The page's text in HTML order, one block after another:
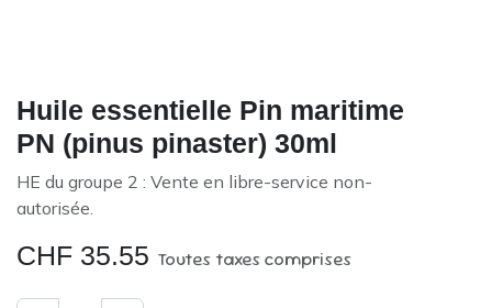
Huile essentielle Pin maritime
PN (pinus pinaster) 30ml
HE du groupe 2 : Vente en libre-service non-
autorisée.
CHF 35.55 Toutes taxes comprises